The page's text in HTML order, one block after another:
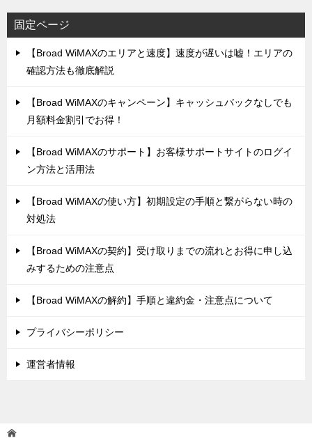
固定ページ
【Broad WiMAXのエリアと速度】速度が遅いは嘘！エリアの
確認方法も徹底解説
【Broad WiMAXのキャンペーン】キャッシュバックなしでも
月額料金割引でお得！
【Broad WiMAXのサポート】お客様サポートサイトのログイ
ン方法と活用法
【Broad WiMAXの使い方】初期設定の手順と繋がらない時の
対処法
【Broad WiMAXの契約】受け取りまでの流れとお得に申し込
みするための注意点
【Broad WiMAXの解約】手順と違約金・注意点について
プライバシーポリシー
運営者情報